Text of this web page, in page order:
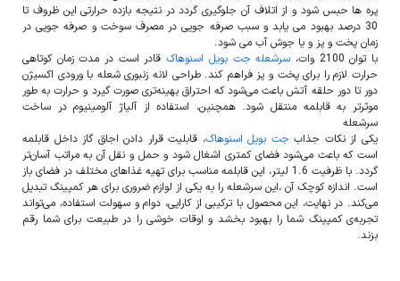
پره ها حبس شود و از اتلاف آن جلوگیری گردد در نتیجه بازده حرارتی این ظروف تا
30 درصد بهبود می یابد و سبب صرفه جویی در مصرف سوخت و صرفه جویی در
زمان پخت و پز و یا جوش آب می شود.
با توان 2100 وات،
سرشعله جت بویل اسنوهاکقادر است در مدت زمان کوتاهی
حرارت لازم را برای پخت و پز فراهم کند. طراحی لانه زنبوری شعله با ورودی اکسیژن
دور تا دور حلقه آتش باعث می‌شود که احتراق بهینه‌تری صورت گیرد و حرارت به طور
موثرتر به قابلمه منتقل شود. همچنین، استفاده از آلیاژ آلومینیوم در ساخت
سرشعله
یکی از نکات جذاب جت بویل اسنوهاک، قابلیت قرار دادن اجاق گاز داخل قابلمه
است که باعث می‌شود فضای کمتری اشغال شود و حمل و نقل آن به مراتب آسان‌تر
گردد. با ظرفیت 1.6 لیتر، این قابلمه مناسب برای تهیه غذاهای مختلف در فضای باز
است. اندازه کوچک آن ،این سرشعله را به یکی از لوازم ضروری برای هر کمپینگ تبدیل
می‌کند. در نهایت، این محصول با ترکیبی از کارایی، دوام و سهولت استفاده، می‌تواند
تجربه‌ی کمپینگ شما را بهبود بخشد و اوقات خوشی را در طبیعت برای شما رقم
بزند.